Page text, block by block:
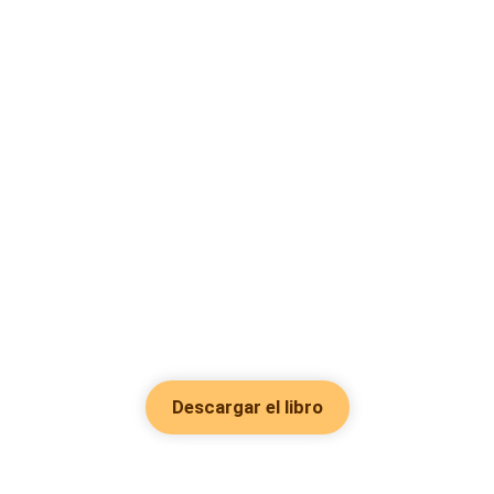
Descargar el libro